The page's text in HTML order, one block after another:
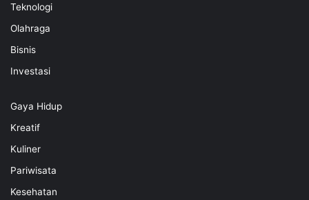
Teknologi
Olahraga
Bisnis
Investasi
Gaya Hidup
Kreatif
Kuliner
Pariwisata
Kesehatan